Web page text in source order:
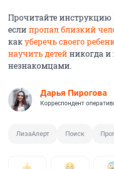
Прочитайте инструкцию
еслипропал близкий
какуберечь своего
научить детейникогда и
незнакомцами.
Дарья Пирогова
Корреспондент
ЛизаАлерт Поиск